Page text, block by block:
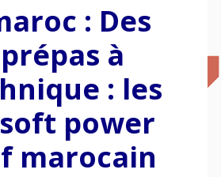
: Des
à
: les
power
marocain